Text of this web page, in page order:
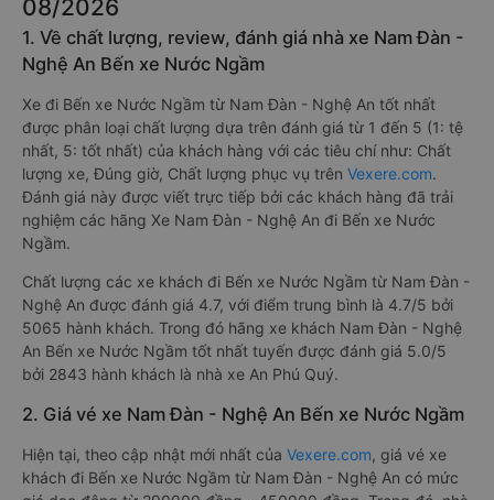
08/2026
1. Về chất lượng, review, đánh giá nhà xe Nam Đàn -
Nghệ An Bến xe Nước Ngầm
Xe đi Bến xe Nước Ngầm từ Nam Đàn - Nghệ An tốt nhất
được phân loại chất lượng dựa trên đánh giá từ 1 đến 5 (1: tệ
nhất, 5: tốt nhất) của khách hàng với các tiêu chí như: Chất
lượng xe, Đúng giờ, Chất lượng phục vụ trên Vexere.com.
Đánh giá này được viết trực tiếp bởi các khách hàng đã trải
nghiệm các hãng Xe Nam Đàn - Nghệ An đi Bến xe Nước
Ngầm.
Chất lượng các xe khách đi Bến xe Nước Ngầm từ Nam Đàn -
Nghệ An được đánh giá 4.7, với điểm trung bình là 4.7/5 bởi
5065 hành khách. Trong đó hãng xe khách Nam Đàn - Nghệ
An Bến xe Nước Ngầm tốt nhất tuyến được đánh giá 5.0/5
bởi 2843 hành khách là nhà xe An Phú Quý.
2. Giá vé xe Nam Đàn - Nghệ An Bến xe Nước Ngầm
Hiện tại, theo cập nhật mới nhất của Vexere.com, giá vé xe
khách đi Bến xe Nước Ngầm từ Nam Đàn - Nghệ An có mức